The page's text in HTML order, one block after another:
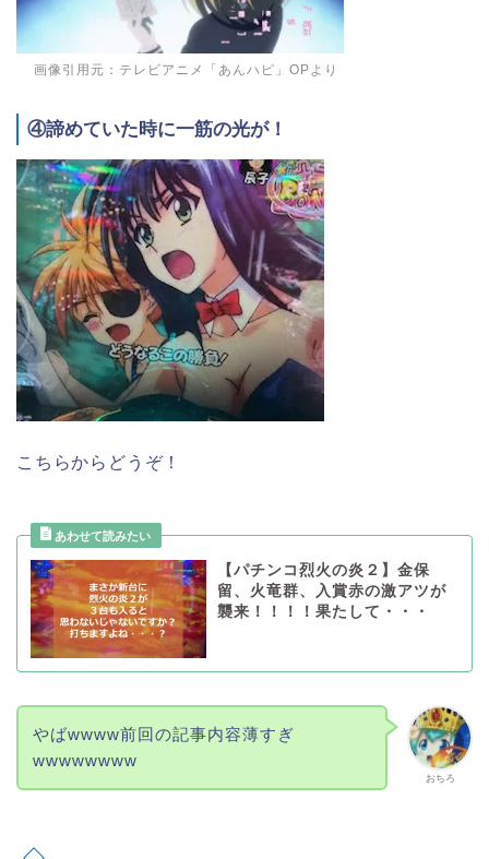
画像引用元：テレビアニメ「あんハピ」OPより
④諦めていた時に一筋の光が！
こちらからどうぞ！
【パチンコ烈火の炎２】金保
留、火竜群、入賞赤の激アツが
襲来！！！！果たして・・・
おちろ
やばwwww前回の記事内容薄すぎ
wwwwwwww